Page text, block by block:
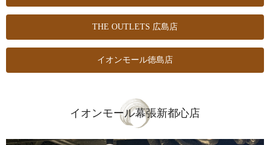
THE OUTLETS 広島店
イオンモール徳島店
イオンモール幕張新都心店